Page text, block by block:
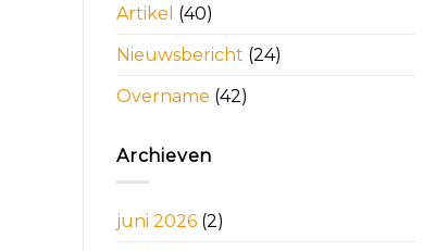
Artikel (40)
Nieuwsbericht (24)
Overname (42)
Archieven
juni 2026 (2)